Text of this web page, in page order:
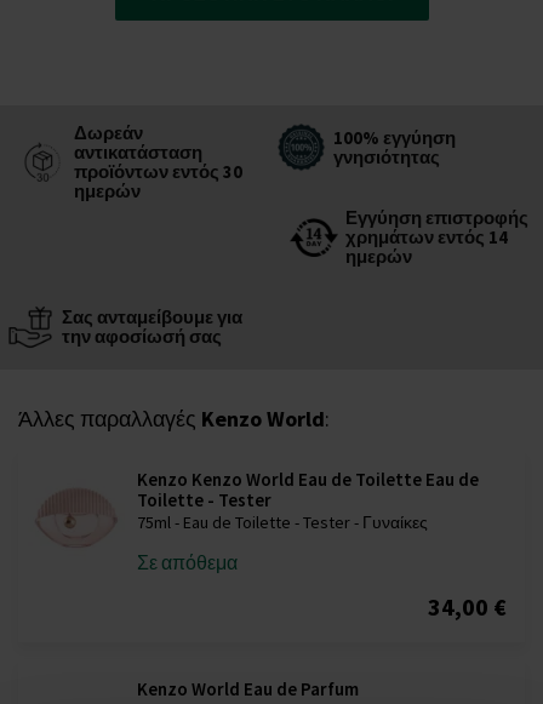
Δωρεάν
αντικατάσταση
προϊόντων εντός 30
ημερών
100% εγγύηση
γνησιότητας
Εγγύηση επιστροφής
χρημάτων εντός 14
ημερών
Σας ανταμείβουμε για
την αφοσίωσή σας
Άλλες παραλλαγές Kenzo World:
Kenzo Kenzo World Eau de Toilette Eau de
Toilette - Tester
75ml - Eau de Toilette - Tester - Γυναίκες
Σε απόθεμα
34,00 €
Kenzo World Eau de Parfum